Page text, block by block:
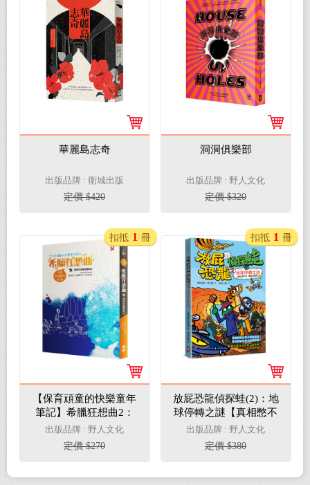
華麗島志奇
出版品牌 : 衛城出版
定價 $420
洞洞俱樂部
出版品牌 : 野人文化
定價 $320
【保育頑童的快樂童年
筆記】希臘狂想曲2：
酒醉的橄欖樹林（跨世
紀自然文學經典│出版
50週年紀念版）
出版品牌 : 野人文化
定價 $270
扣抵 1 冊
放屁恐龍偵探蛙(2)：地
球停轉之謎【真相憋不
住．臭屁玩推理】
出版品牌 : 野人文化
定價 $380
扣抵 1 冊